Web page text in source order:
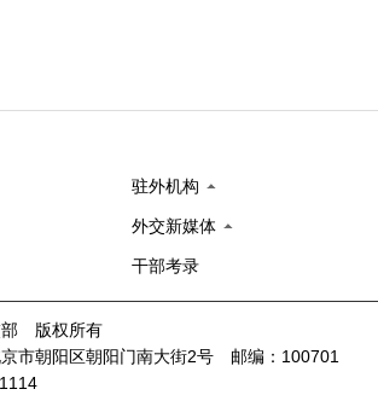
驻外机构
外交新媒体
干部考录
部 版权所有
市朝阳区朝阳门南大街2号 邮编：100701